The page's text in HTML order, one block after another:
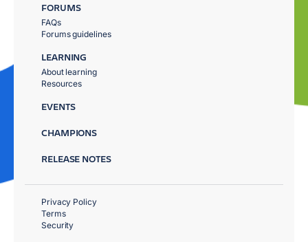
FORUMS
FAQs
Forums guidelines
LEARNING
About learning
Resources
EVENTS
CHAMPIONS
RELEASE NOTES
Privacy Policy
Terms
Security